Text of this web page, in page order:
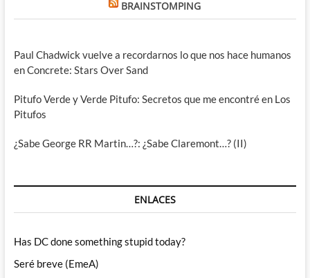
BRAINSTOMPING
Paul Chadwick vuelve a recordarnos lo que nos hace humanos
en Concrete: Stars Over Sand
Pitufo Verde y Verde Pitufo: Secretos que me encontré en Los
Pitufos
¿Sabe George RR Martin…?: ¿Sabe Claremont…? (II)
ENLACES
Has DC done something stupid today?
Seré breve (EmeA)